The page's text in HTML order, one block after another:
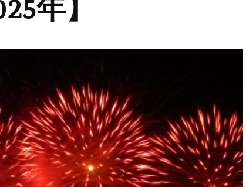
年】